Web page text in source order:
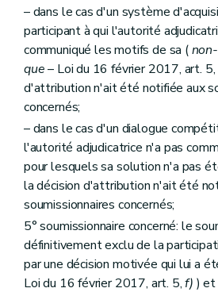
– dans le cas d'un système
participant à qui l'autorité
communiqué les motifs de sa (
que– Loi du 16 février 2017, art. 5,
d'attribution n'ait été notifiée aux
concernés;
– dans le cas d'un dialogue
l'autorité adjudicatrice n'a pas
pour lesquels sa solution n'a pas
la décision d'attribution n'ait été
soumissionnaires concernés;
5° soumissionnaire concerné: le
définitivement exclu de la
par une décision motivée qui lui a
Loi du 16 février 2017, art. 5,f) ) et